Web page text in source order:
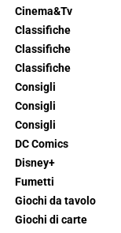
Cinema&Tv
Classifiche
Classifiche
Classifiche
Consigli
Consigli
Consigli
DC Comics
Disney+
Fumetti
Giochi da tavolo
Giochi di carte